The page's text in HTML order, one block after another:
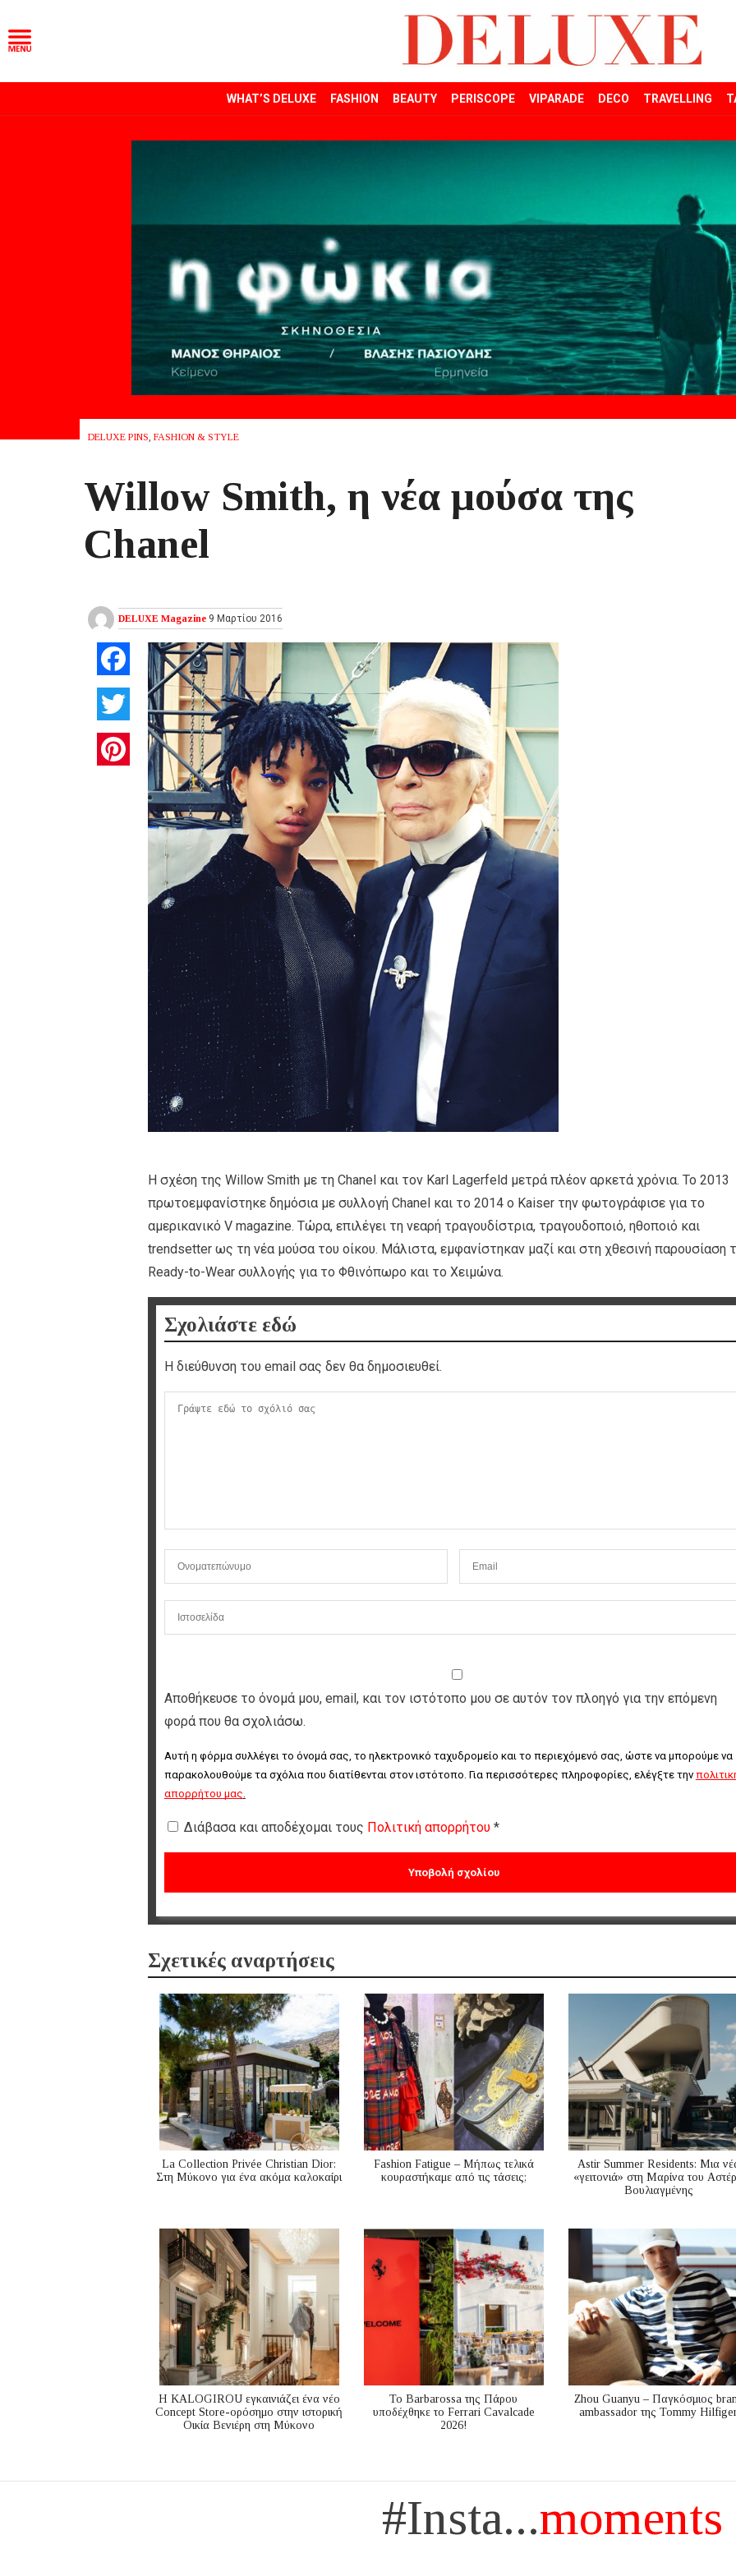
WHAT’S DELUXE FASHION BEAUTY PERISCOPE VIPARADE DECO TRAVELLING
DELUXE PINS, FASHION & STYLE
Willow Smith, η νέα μούσα της
Chanel
DELUXE Magazine 9 Μαρτίου 2016
Facebook
Twitter
Pinterest
Η σχέση της Willow Smith με τη Chanel και τον Karl Lagerfeld μετρά πλέον αρκετά χρόνια. Το 2013
πρωτοεμφανίστηκε δημόσια με συλλογή Chanel και το 2014 ο Kaiser την φωτογράφισε για το
αμερικανικό V magazine. Τώρα, επιλέγει τη νεαρή τραγουδίστρια, τραγουδοποιό, ηθοποιό και
trendsetter ως τη νέα μούσα του οίκου. Μάλιστα, εμφανίστηκαν μαζί και στη χθεσινή παρουσίαση
Ready-to-Wear συλλογής για το Φθινόπωρο και το Χειμώνα.
Σχολιάστε εδώ
Η διεύθυνση του email σας δεν θα δημοσιευθεί.
Αποθήκευσε το όνομά μου, email, και τον ιστότοπο μου σε αυτόν τον πλοηγό για την επόμενη
φορά που θα σχολιάσω.
Αυτή η φόρμα συλλέγει το όνομά σας, το ηλεκτρονικό ταχυδρομείο και το περιεχόμενό σας, ώστε να μπορούμε να
παρακολουθούμε τα σχόλια που διατίθενται στον ιστότοπο. Για περισσότερες πληροφορίες, ελέγξτε την
απορρήτου μας.
Διάβασα και αποδέχομαι τους Πολιτική απορρήτου *
Σχετικές αναρτήσεις
La Collection Privée Christian Dior:
Στη Μύκονο για ένα ακόμα καλοκαίρι
Fashion Fatigue – Μήπως τελικά
κουραστήκαμε από τις τάσεις;
Astir Summer Residents: Μια
«γειτονιά» στη Μαρίνα του
Βουλιαγμένης
Η KALOGIROU εγκαινιάζει ένα νέο
Concept Store-ορόσημο στην ιστορική
Οικία Βενιέρη στη Μύκονο
Το Barbarossa της Πάρου
υποδέχθηκε το Ferrari Cavalcade
2026!
Zhou Guanyu – Παγκόσμιος
ambassador της Tommy
#Insta...moments